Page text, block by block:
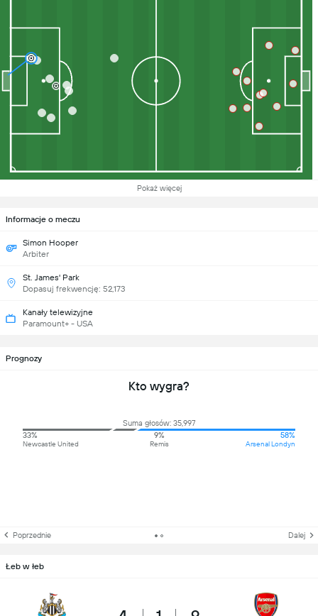
Pokaż więcej
Informacje o meczu
Simon Hooper
Arbiter
St. James' Park
Dopasuj frekwencję: 52,173
Kanały telewizyjne
Paramount+ - USA
Prognozy
Kto wygra?
Suma głosów: 35,997
33%
Newcastle United
9%
Remis
58%
Arsenal Londyn
Poprzednie Dalej
Łeb w łeb